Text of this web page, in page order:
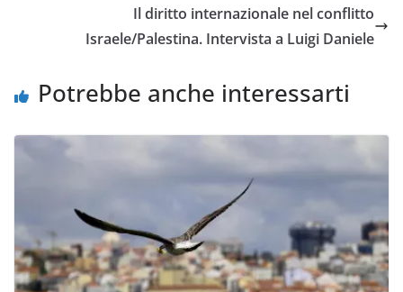
Il diritto internazionale nel conflitto
Israele/Palestina. Intervista a Luigi Daniele
Potrebbe anche interessarti